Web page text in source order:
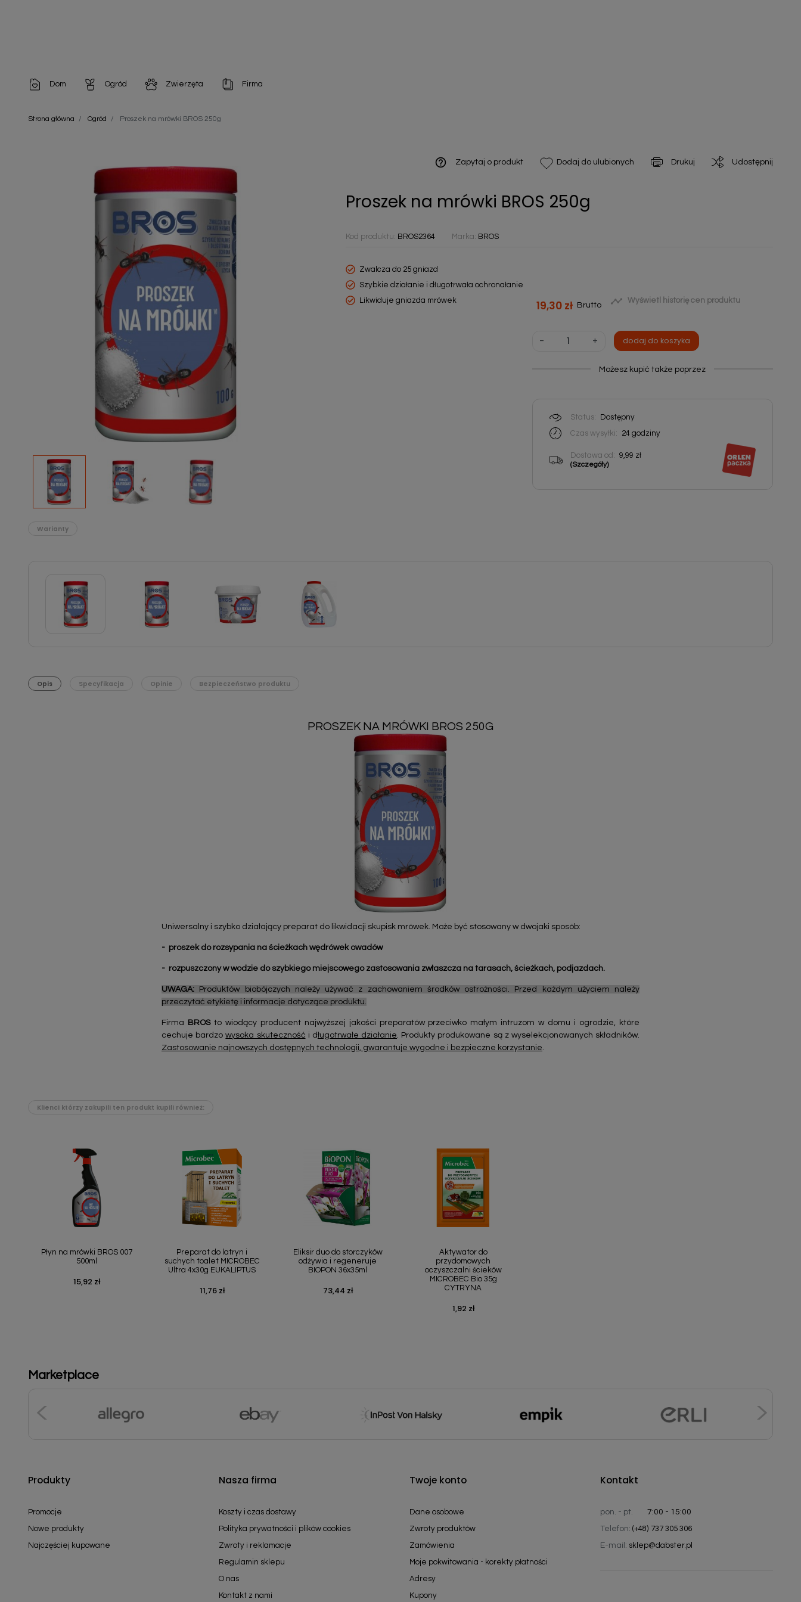
Dom
Artykuły dekoracyjne
Artykuły higieniczne
Artykuły jednorazowe
Chemia gospodarcza
Zobacz wszystkie
Ogród
Chemia do architektury ogrodowej
Odstraszacze owadów
Odstraszacze zwierząt
Nawozy i preparaty
Narzędzia ogrodnicze
Nasiona
Podłoża
Pozostałe
Środki ochrony roślin
Środki ochrony roślin dla profesjonalistów
Zobacz wszystkie
Zwierzęta
Szampony i odżywki
Zobacz wszystkie
Firma
Strona główna Ogród Proszek na mrówki BROS 250g
help_outline Zapytaj o produkt Dodaj do ulubionych Drukuj Udostępnij
Proszek na mrówki BROS 250g
Kod produktu: BROS2364 Marka: BROS
Zwalcza do 25 gniazd
Szybkie działanie i długotrwała ochronałanie
Likwiduje gniazda mrówek
19,30 zł Brutto  Wyświetl historię cen produktu
- + dodaj do koszyka
Możesz kupić także poprzez
Status:
Dostępny
Czas wysyłki:
24 godziny
Dostawa od: 9,99 zł
(Szczegóły)
Warianty
Opis Specyfikacja Opinie Bezpieczeństwo produktu
PROSZEK NA MRÓWKI BROS 250G
Uniwersalny i szybko działający preparat do likwidacji skupisk mrówek. Może być stosowany w dwojaki sposób:
- proszek do rozsypania na ścieżkach wędrówek owadów
- rozpuszczony w wodzie do szybkiego miejscowego zastosowania zwłaszcza na tarasach, ścieżkach, podjazdach.
UWAGA: Produktów biobójczych należy używać z zachowaniem środków ostrożności. Przed każdym użyciem należy
przeczytać etykietę i informacje dotyczące produktu.
Firma BROSto wiodący producent najwyższej jakości preparatów przeciwko małym intruzom w domu i ogrodzie, które
cechuje bardzowysoka skuteczność i długotrwałe działanie. Produkty produkowane są z wyselekcjonowanych składników.
Zastosowanie najnowszych dostępnych technologii, gwarantuje wygodne i bezpieczne korzystanie.
Klienci którzy zakupili ten produkt kupili również:
Płyn na mrówki BROS 007
500ml
Cena
15,92 zł
Preparat do latryn i
suchych toalet MICROBEC
Ultra 4x30g EUKALIPTUS
Cena
11,76 zł
Eliksir duo do storczyków
odżywia i regeneruje
BIOPON 36x35ml
Cena
73,44 zł
Aktywator do
przydomowych
oczyszczalni ścieków
MICROBEC Bio 35g
CYTRYNA
Cena
1,92 zł
Marketplace
Produkty
Promocje
Nowe produkty
Najczęściej kupowane
Nasza firma
Koszty i czas dostawy
Polityka prywatności i plików cookies
Zwroty i reklamacje
Regulamin sklepu
O nas
Kontakt z nami
Twoje konto
Dane osobowe
Zwroty produktów
Zamówienia
Moje pokwitowania - korekty płatności
Adresy
Kupony
Kontakt
pon. - pt.
7:00 - 15:00
Telefon: (+48) 737 305 306
E-mail: sklep@dabster.pl